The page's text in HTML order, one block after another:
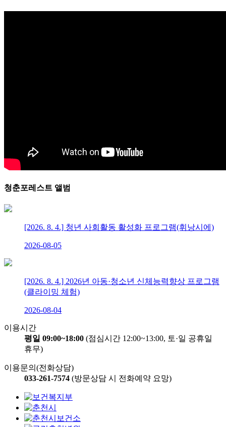
청춘포레스트 앨범
[2026. 8. 4.] 청년 사회활동 활성화 프로그램(휘낭시에)
2026-08-05
[2026. 8. 4.] 2026년 아동·청소년 신체능력향상 프로그램
(클라이밍 체험)
2026-08-04
이용시간
평일 09:00~18:00 (점심시간 12:00~13:00, 토·일 공휴일
휴무)
이용문의(전화상담)
033-261-7574 (방문상담 시 전화예약 요망)